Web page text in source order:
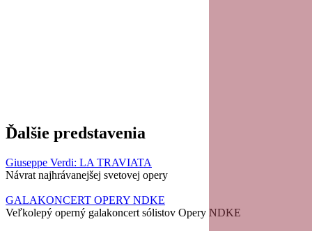
Ďalšie predstavenia
Giuseppe Verdi: LA TRAVIATA
Návrat najhrávanejšej svetovej opery
GALAKONCERT OPERY NDKE
Veľkolepý operný galakoncert sólistov Opery NDKE